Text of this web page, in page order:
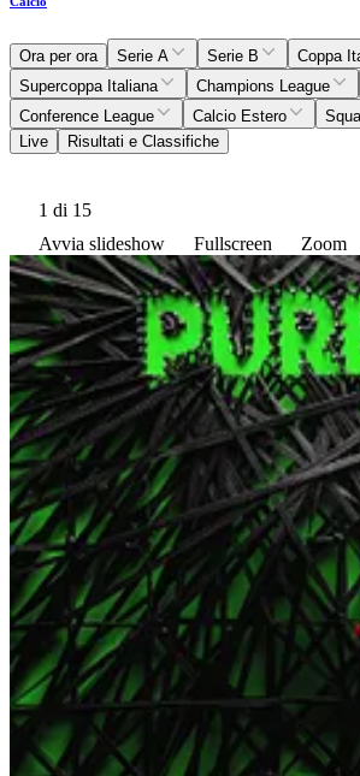
Ora per ora Serie A Serie B
Coppa
Supercoppa Italiana
Champions League
Conference League
Calcio Estero
Live
Risultati e Classifiche
1 di 15
Avvia slideshow
Fullscreen Zoom